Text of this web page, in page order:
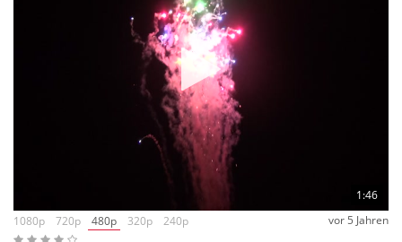
1:46
1080p
720p 480p 320p 240p vor 5 Jahren